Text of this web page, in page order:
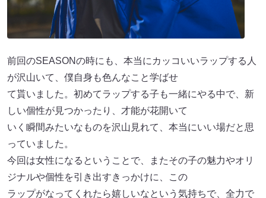
前回のSEASONの時にも、本当にカッコいいラップする人
が沢山いて、僕自身も色んなこと学ばせ
て貰いました。初めてラップする子も一緒にやる中で、新
しい個性が見つかったり、才能が花開いて
いく瞬間みたいなものを沢山見れて、本当にいい場だと思
っていました。
今回は女性になるということで、またその子の魅力やオリ
ジナルや個性を引き出すきっかけに、この
ラップがなってくれたら嬉しいなという気持ちで、全力で